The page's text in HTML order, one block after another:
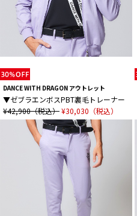
DANCE WITH DRAGON アウトレット
▼ゼブラエンボスPBT裏毛トレーナー
¥42,900（税込）¥30,030（税込）